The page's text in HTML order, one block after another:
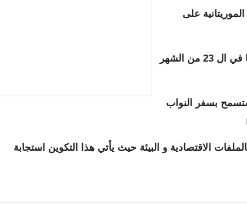
الموريتانية على
و بحسب مصادر مراسلون فإن التكوين كان مبرمجا في ال 23 من الشهر
بسفر النواب
الاقتصادية و البيئة حيث يأتي هذا التكوين استجابة
لعشرات النواب على معالجة ملفات الغاز و النفط